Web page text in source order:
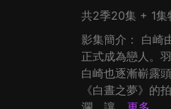
共2季20集 + 1集
影集簡介： 白崎
正式成為戀人。
白崎也逐漸嶄露
《白晝之夢》的